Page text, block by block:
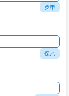
罗甲
保乙